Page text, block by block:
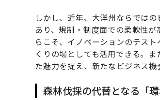
しかし、近年、大洋州ならでは
あり、規制・制度面での柔軟性
らこそ、イノベーションのテス
くりの場としても活用できる。
た魅力を捉え、新たなビジネス
森林伐採の代替となる「